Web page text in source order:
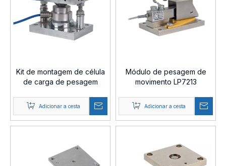
Kit de montagem de célula
de carga de pesagem
Adicionar a cesta
Módulo de pesagem de
movimento LP7213
Adicionar a cesta